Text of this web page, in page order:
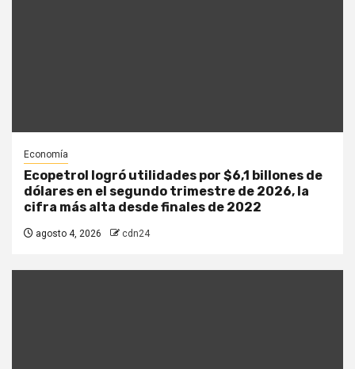
Economía
Ecopetrol logró utilidades por $6,1 billones de
dólares en el segundo trimestre de 2026, la
cifra más alta desde finales de 2022
agosto 4, 2026 cdn24